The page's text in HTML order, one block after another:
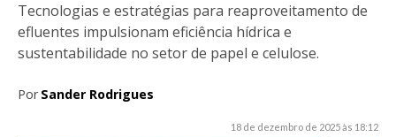
Tecnologias e estratégias para reaproveitamento de
efluentes impulsionam eficiência hídrica e
sustentabilidade no setor de papel e celulose.
Por Sander Rodrigues
18 de dezembro de 2025 às 18:12